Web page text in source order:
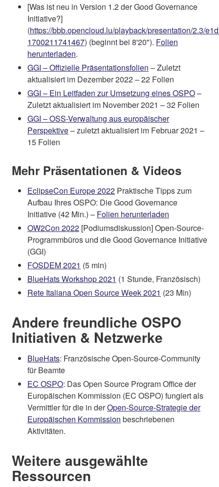
[Was ist neu in Version 1.2 der Good Governance
Initiative?]
(https://bbb.opencloud.lu/playback/presentation/2.3/
1700211741467) (beginnt bei 8'20"). Folien
herunterladen.
GGI – Offizielle Präsentationsfolien – Zuletzt
aktualisiert im Dezember 2022 – 22 Folien
GGI – Ein Leitfaden zur Umsetzung eines OSPO–
Zuletzt aktualisiert im November 2021 – 32 Folien
GGI – OSS-Verwaltung aus europäischer
Perspektive– zuletzt aktualisiert im Februar 2021 –
15 Folien
Mehr Präsentationen & Videos
EclipseCon Europe 2022 Praktische Tipps zum
Aufbau Ihres OSPO: Die Good Governance
Initiative (42 Min.) – Folien herunterladen
OW2Con 2022 [Podiumsdiskussion] Open-Source-
Programmbüros und die Good Governance Initiative
(GGI)
FOSDEM 2021 (5 min)
BlueHats Workshop 2021 (1 Stunde, Französisch)
Rete Italiana Open Source Week 2021 (23 Min)
Andere freundliche OSPO
Initiativen & Netzwerke
BlueHats: Französische Open-Source-Community
für Beamte
EC OSPO: Das Open Source Program Office der
Europäischen Kommission (EC OSPO) fungiert als
Vermittler für die in derOpen-Source-Strategie der
Europäischen Kommission beschriebenen
Aktivitäten.
Weitere ausgewählte
Ressourcen